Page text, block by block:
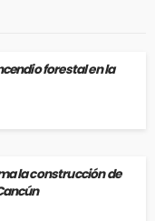
forestal en la
la construcción de